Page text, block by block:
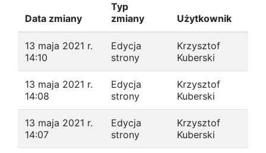
Data zmiany
Typ
zmiany
Użytkownik
13 maja 2021 r.
14:10
Edycja
strony
Krzysztof
Kuberski
13 maja 2021 r.
14:08
Edycja
strony
Krzysztof
Kuberski
13 maja 2021 r.
14:07
Edycja
strony
Krzysztof
Kuberski